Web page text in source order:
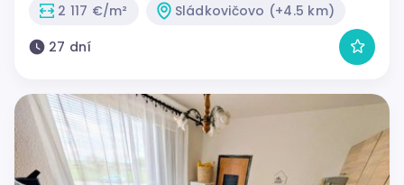
2 117 €/m²
Sládkovičovo (+4.5 km)
27 dní